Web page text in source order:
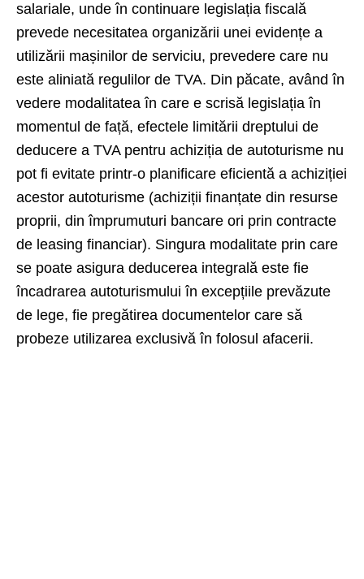
salariale, unde în continuare legislația fiscală
prevede necesitatea organizării unei evidențe a
utilizării mașinilor de serviciu, prevedere care nu
este aliniată regulilor de TVA. Din păcate, având în
vedere modalitatea în care e scrisă legislația în
momentul de față, efectele limitării dreptului de
deducere a TVA pentru achiziția de autoturisme nu
pot fi evitate printr-o planificare eficientă a achiziției
acestor autoturisme (achiziții finanțate din resurse
proprii, din împrumuturi bancare ori prin contracte
de leasing financiar). Singura modalitate prin care
se poate asigura deducerea integrală este fie
încadrarea autoturismului în excepțiile prevăzute
de lege, fie pregătirea documentelor care să
probeze utilizarea exclusivă în folosul afacerii.